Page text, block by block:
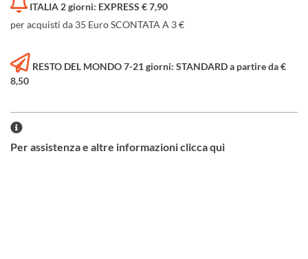
ITALIA 2 giorni: EXPRESS € 7,90
per acquisti da 35 Euro SCONTATA A 3 €
RESTO DEL MONDO 7-21 giorni: STANDARD a partire da €
8,50
Per assistenza e altre informazioni clicca qui